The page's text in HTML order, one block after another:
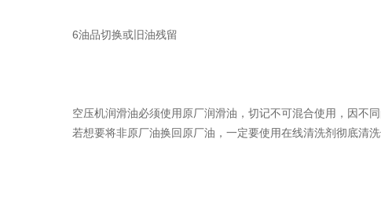
6油品切换或旧油残留
空压机润滑油必须使用原厂润滑油，切记不可混合使用，因不
若想要将非原厂油换回原厂油，一定要使用在线清洗剂彻底清